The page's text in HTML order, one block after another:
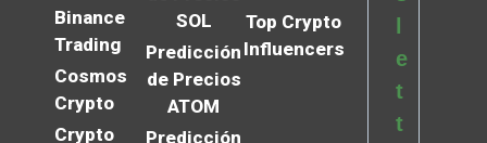
Binance
Trading
Cosmos
Crypto
Crypto
SOL
Predicción
de Precios
ATOM
Predicción
Top Crypto
Influencers
e
t
t